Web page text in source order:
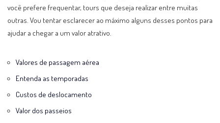
você prefere frequentar, tours que deseja realizar entre muitas
outras. Vou tentar esclarecer ao máximo alguns desses pontos para
ajudar a chegar a um valor atrativo.
Valores de passagem aérea
Entenda as temporadas
Custos de deslocamento
Valor dos passeios